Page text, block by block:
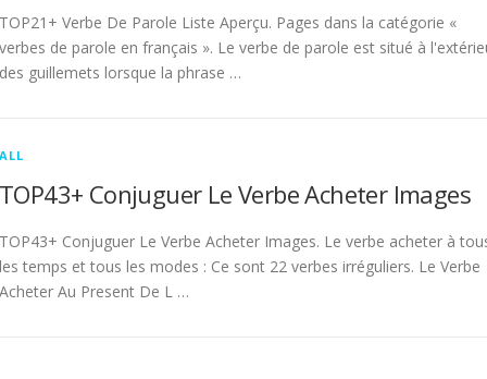
TOP21+ Verbe De Parole Liste Aperçu. Pages dans la catégorie «
verbes de parole en français ». Le verbe de parole est situé à
des guillemets lorsque la phrase …
ALL
TOP43+ Conjuguer Le Verbe Acheter Images
TOP43+ Conjuguer Le Verbe Acheter Images. Le verbe acheter à
les temps et tous les modes : Ce sont 22 verbes irréguliers. Le Verbe
Acheter Au Present De L …